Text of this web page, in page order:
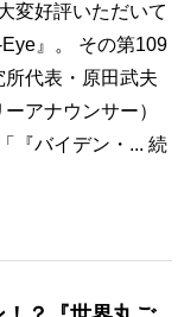
変好評いただいて
』。 その第109
代表・原田武夫
アナウンサー）
『バイデン・... 続